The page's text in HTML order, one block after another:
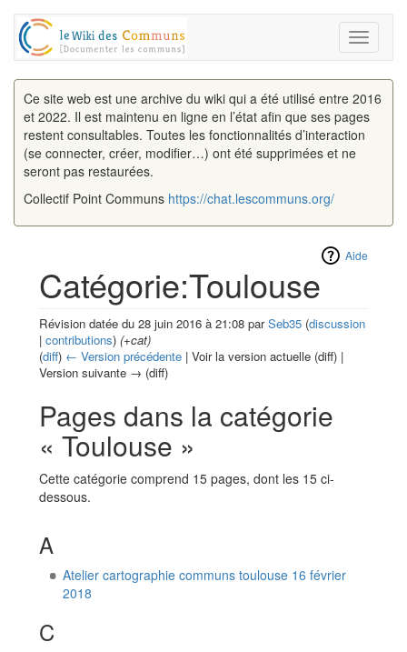
Toggle
Ce site web est une archive du wiki qui a été utilisé entre 2016
et 2022. Il est maintenu en ligne en l’état afin que ses pages
restent consultables. Toutes les fonctionnalités d’interaction
(se connecter, créer, modifier…) ont été supprimées et ne
seront pas restaurées.
Collectif Point Communs https://chat.lescommuns.org/
Aide
Catégorie:Toulouse
Révision datée du 28 juin 2016 à 21:08 parSeb35 (discussion
| contributions) (+cat)
(diff) ← Version précédente | Voir la version actuelle (diff) |
Version suivante → (diff)
Pages dans la catégorie
« Toulouse »
Cette catégorie comprend 15 pages, dont les 15 ci-
dessous.
A
Atelier cartographie communs toulouse 16 février
2018
C